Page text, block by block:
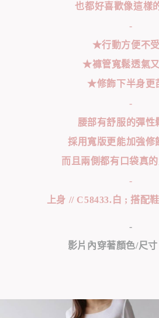
也都好喜歡像這樣
-
★行動方便不
★褲管寬鬆透氣
★修飾下半身更
-
腰部有舒服的彈性
採用寬版更能加強修
而且兩側都有口袋真
-
上身 // C58433.白 ; 搭配
-
影片內穿著顏色/尺